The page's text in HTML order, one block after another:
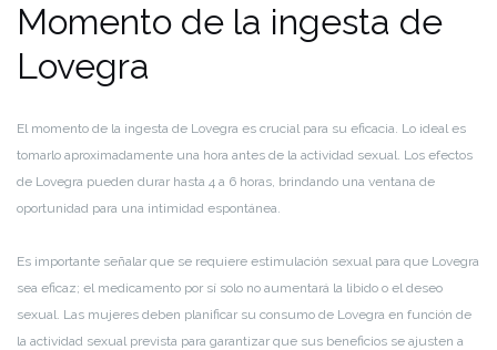
Momento de la ingesta de
Lovegra
El momento de la ingesta de Lovegra es crucial para su eficacia. Lo ideal es
tomarlo aproximadamente una hora antes de la actividad sexual. Los efectos
de Lovegra pueden durar hasta 4 a 6 horas, brindando una ventana de
oportunidad para una intimidad espontánea.
Es importante señalar que se requiere estimulación sexual para que Lovegra
sea eficaz; el medicamento por sí solo no aumentará la libido o el deseo
sexual. Las mujeres deben planificar su consumo de Lovegra en función de
la actividad sexual prevista para garantizar que sus beneficios se ajusten a